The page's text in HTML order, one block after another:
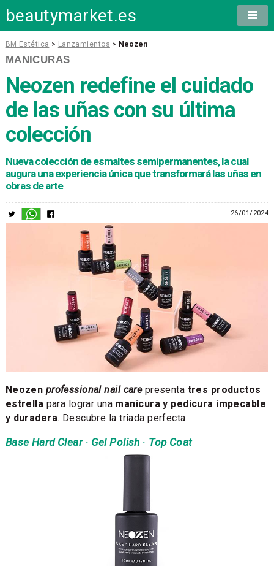
beautymarket.es
BM Estética > Lanzamientos > Neozen
MANICURAS
Neozen redefine el cuidado
de las uñas con su última
colección
Nueva colección de esmaltes semipermanentes, la cual
augura una experiencia única que transformará las uñas en
obras de arte
26/01/2024
Neozen professional nail carepresenta tres productos
estrella para lograr una manicura y pedicura impecable
y duradera. Descubre la triada perfecta.
Base Hard Clear· Gel Polish · Top Coat